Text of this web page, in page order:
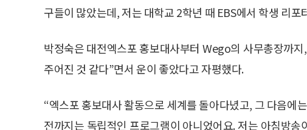
구들이 많았는데, 저는 대학교 2학년 때 EBS에서 학생 리
박정숙은 대전엑스포 홍보대사부터 Wego의 사무총장까
주어진 것 같다”면서 운이 좋았다고 자평했다.
“엑스포 홍보대사 활동으로 세계를 돌아다녔고, 그 다음에
전까지는 독립적인 프로그램이 아니었어요. 저는 아침방송